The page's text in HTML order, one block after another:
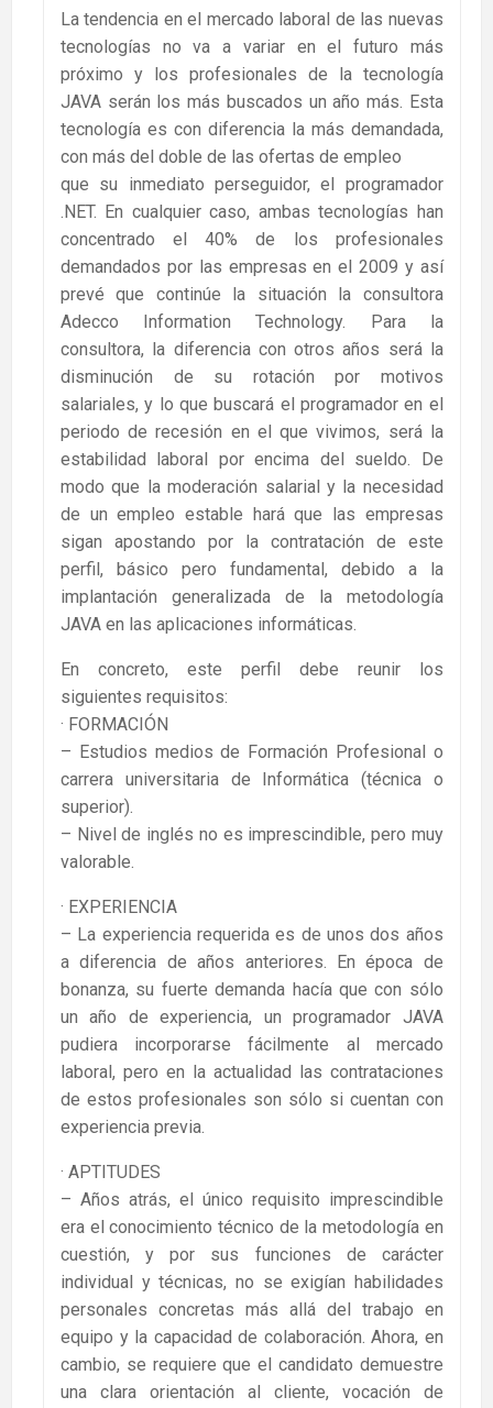
La tendencia en el mercado laboral de las nuevas
tecnologías no va a variar en el futuro más
próximo y los profesionales de la tecnología
JAVA serán los más buscados un año más. Esta
tecnología es con diferencia la más demandada,
con más del doble de las ofertas de empleo
que su inmediato perseguidor, el programador
.NET. En cualquier caso, ambas tecnologías han
concentrado el 40% de los profesionales
demandados por las empresas en el 2009 y así
prevé que continúe la situación la consultora
Adecco Information Technology. Para la
consultora, la diferencia con otros años será la
disminución de su rotación por motivos
salariales, y lo que buscará el programador en el
periodo de recesión en el que vivimos, será la
estabilidad laboral por encima del sueldo. De
modo que la moderación salarial y la necesidad
de un empleo estable hará que las empresas
sigan apostando por la contratación de este
perfil, básico pero fundamental, debido a la
implantación generalizada de la metodología
JAVA en las aplicaciones informáticas.
En concreto, este perfil debe reunir los
siguientes requisitos:
· FORMACIÓN
– Estudios medios de Formación Profesional o
carrera universitaria de Informática (técnica o
superior).
– Nivel de inglés no es imprescindible, pero muy
valorable.
· EXPERIENCIA
– La experiencia requerida es de unos dos años
a diferencia de años anteriores. En época de
bonanza, su fuerte demanda hacía que con sólo
un año de experiencia, un programador JAVA
pudiera incorporarse fácilmente al mercado
laboral, pero en la actualidad las contrataciones
de estos profesionales son sólo si cuentan con
experiencia previa.
· APTITUDES
– Años atrás, el único requisito imprescindible
era el conocimiento técnico de la metodología en
cuestión, y por sus funciones de carácter
individual y técnicas, no se exigían habilidades
personales concretas más allá del trabajo en
equipo y la capacidad de colaboración. Ahora, en
cambio, se requiere que el candidato demuestre
una clara orientación al cliente, vocación de